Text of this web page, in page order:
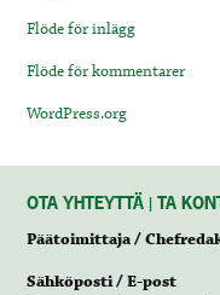
Flöde för inlägg
Flöde för kommentarer
WordPress.org
OTA YHTEYTTÄ | TA
Päätoimittaja /
Sähköposti / E-post